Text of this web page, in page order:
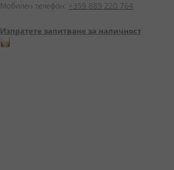
Мобилен телефон: +359 889 220 764
Изпратете запитване за наличност